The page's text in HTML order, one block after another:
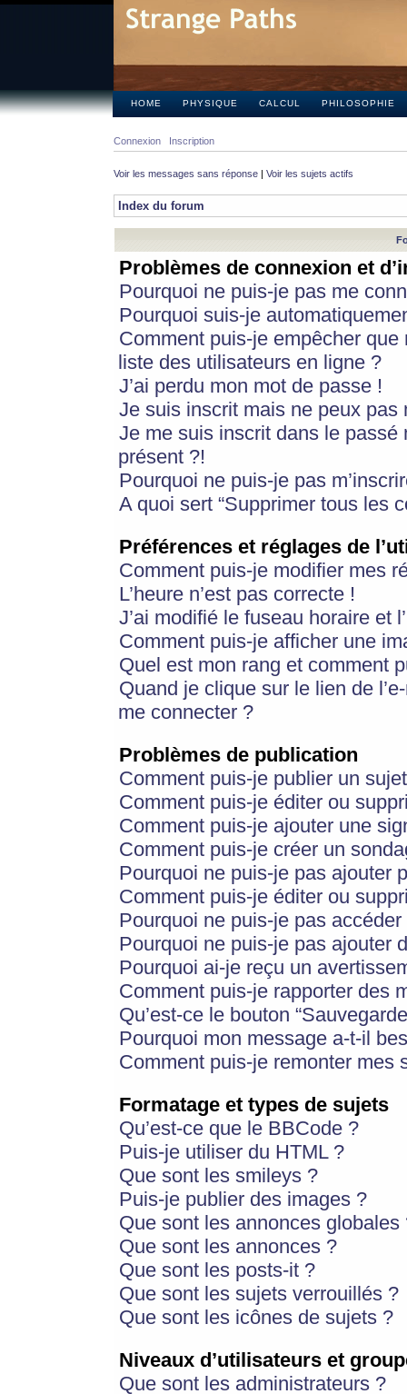
HOME PHYSIQUE CALCUL PHILOSOPHIE
Connexion Inscription
Voir les messages sans réponse | Voir les sujets actifs
Index du forum
Problèmes de connexion et
Pourquoi ne puis-je pas me
Pourquoi suis-je
Comment puis-je empêcher
liste des utilisateurs en ligne ?
J’ai perdu mon mot de passe !
Je suis inscrit mais ne peux pas
Je me suis inscrit dans le
présent ?!
Pourquoi ne puis-je pas
A quoi sert “Supprimer tous les
Préférences et réglages de
Comment puis-je modifier mes
L’heure n’est pas correcte !
J’ai modifié le fuseau horaire et
Comment puis-je afficher une
Quel est mon rang et comment
Quand je clique sur le lien de
me connecter ?
Problèmes de publication
Comment puis-je publier un
Comment puis-je éditer ou
Comment puis-je ajouter une
Comment puis-je créer un
Pourquoi ne puis-je pas ajouter
Comment puis-je éditer ou
Pourquoi ne puis-je pas
Pourquoi ne puis-je pas ajouter
Pourquoi ai-je reçu un
Comment puis-je rapporter des
Qu’est-ce le bouton
Pourquoi mon message a-t-il
Comment puis-je remonter mes
Formatage et types de sujets
Qu’est-ce que le BBCode ?
Puis-je utiliser du HTML ?
Que sont les smileys ?
Puis-je publier des images ?
Que sont les annonces globales
Que sont les annonces ?
Que sont les posts-it ?
Que sont les sujets verrouillés ?
Que sont les icônes de sujets ?
Niveaux d’utilisateurs et
Que sont les administrateurs ?